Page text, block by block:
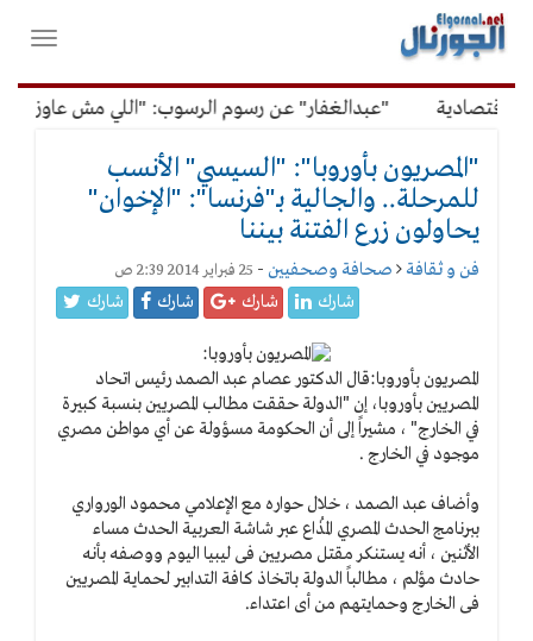
القائمة
الرئيسية
فتح
"عبدالغفار" عن رسوم الرسوب: "اللي مش عاوز
"المصريون بأوروبا": "السيسي" الأنسب
للمرحلة.. والجالية بـ"فرنسا": "الإخوان"
يحاولون زرع الفتنة بيننا
فن و ثقافة صحافة وصحفيين - 25 فبراير 2014 2:39 ص
شارك شارك شارك شارك
المصريون بأوروبا:قال الدكتور عصام عبد الصمد رئيس اتحاد
المصريين بأوروبا، إن "الدولة حققت مطالب المصريين بنسبة كبيرة
في الخارج" ، مشيراً إلى أن الحكومة مسؤولة عن أي مواطن مصري
موجود في الخارج .
وأضاف عبد الصمد ، خلال حواره مع الإعلامي محمود الورواري
ببرنامج الحدث المصري المُذاع عبر شاشة العربية الحدث مساء
الأثنين ، أنه يستنكر مقتل مصريين فى ليبيا اليوم ووصفه بأنه
حادث مؤلم ، مطالباً الدولة باتخاذ كافة التدابير لحماية المصريين
فى الخارج وحمايتهم من أى اعتداء.